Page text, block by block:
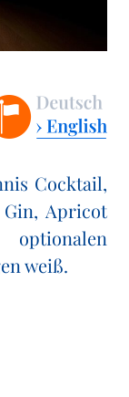
Cocktail,
Apricot
weiß.